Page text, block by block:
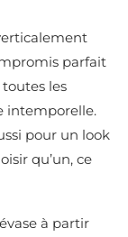
parfait
les
intemporelle.
pour un look
qu’un, ce
à partir